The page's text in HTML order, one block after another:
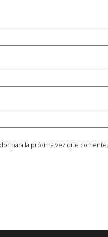
para la próxima vez que comente.